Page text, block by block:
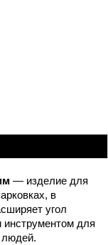
— изделие для
в
угол
инструментом для
людей.